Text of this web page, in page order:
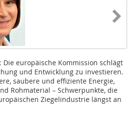
europäische Kommission schlägt
und Entwicklung zu investieren.
saubere und effiziente Energie,
Rohmaterial – Schwerpunkte, die
Ziegelindustrie längst an